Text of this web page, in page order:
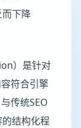
下降
）是针对
符合引擎
传统SEO
结构化程